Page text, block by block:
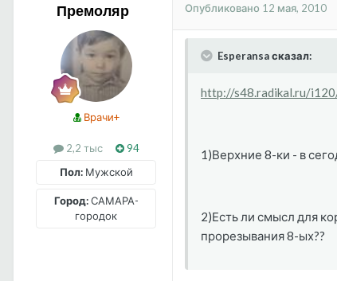
Премоляр
Врачи+
2,2 тыс
94
Пол:Мужской
Город:САМАРА-
городок
Опубликовано 12 мая, 2010
Esperansa сказал:
http://s48.radikal.ru/
1)Верхние 8-ки - в
2)Есть ли смысл для
прорезывания 8-ых??